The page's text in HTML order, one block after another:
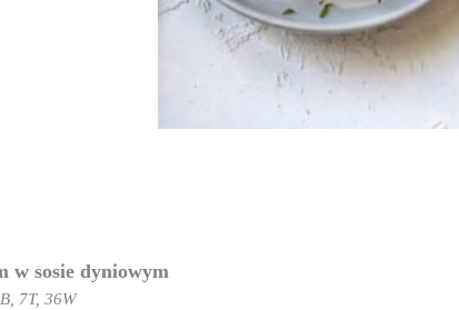
w sosie dyniowym
7T, 36W